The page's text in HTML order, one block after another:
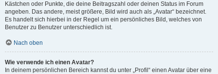
Kästchen oder Punkte, die deine Beitragszahl oder deinen Status im Forum
angeben. Das andere, meist größere, Bild wird auch als „Avatar“ bezeichnet.
Es handelt sich hierbei in der Regel um ein persönliches Bild, welches von
Benutzer zu Benutzer unterschiedlich ist.
Nach oben
Wie verwende ich einen Avatar?
In deinem persönlichen Bereich kannst du unter „Profil“ einen Avatar über eine